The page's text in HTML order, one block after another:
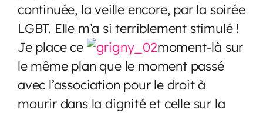
continuée, la veille encore, par la soirée
LGBT. Elle m’a si terriblement stimulé !
Je place ce
moment-là sur
le même plan que le moment passé
avec l’association pour le droit à
mourir dans la dignité et celle sur la